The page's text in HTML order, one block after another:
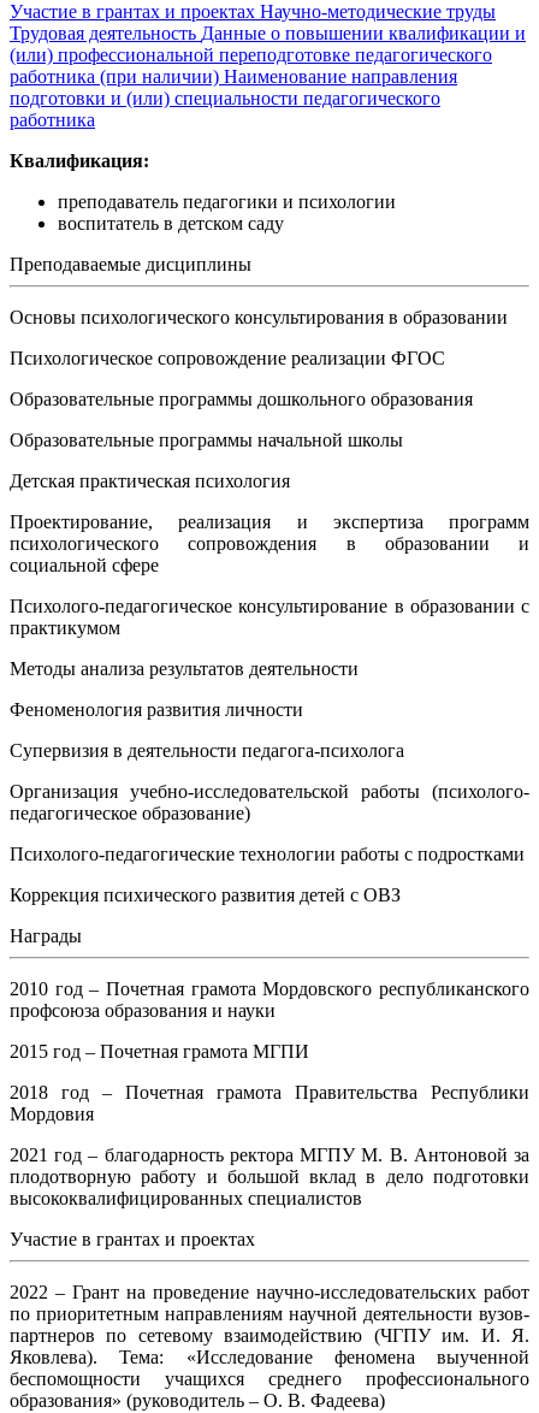
Участие в грантах и проектах Научно-методические труды
Трудовая деятельность Данные о повышении квалификации и
(или) профессиональной переподготовке педагогического
работника (при наличии) Наименование направления
подготовки и (или) специальности педагогического
работника
Квалификация:
преподаватель педагогики и психологии
воспитатель в детском саду
Преподаваемые дисциплины
Основы психологического консультирования в образовании
Психологическое сопровождение реализации ФГОС
Образовательные программы дошкольного образования
Образовательные программы начальной школы
Детская практическая психология
Проектирование, реализация и экспертиза программ
психологического сопровождения в образовании и
социальной сфере
Психолого-педагогическое консультирование в образовании с
практикумом
Методы анализа результатов деятельности
Феноменология развития личности
Супервизия в деятельности педагога-психолога
Организация учебно-исследовательской работы (психолого-
педагогическое образование)
Психолого-педагогические технологии работы с подростками
Коррекция психического развития детей с ОВЗ
Награды
2010 год – Почетная грамота Мордовского республиканского
профсоюза образования и науки
2015 год – Почетная грамота МГПИ
2018 год – Почетная грамота Правительства Республики
Мордовия
2021 год – благодарность ректора МГПУ М. В. Антоновой за
плодотворную работу и большой вклад в дело подготовки
высококвалифицированных специалистов
Участие в грантах и проектах
2022 – Грант на проведение научно-исследовательских работ
по приоритетным направлениям научной деятельности вузов-
партнеров по сетевому взаимодействию (ЧГПУ им. И. Я.
Яковлева). Тема: «Исследование феномена выученной
беспомощности учащихся среднего профессионального
образования» (руководитель – О. В. Фадеева)